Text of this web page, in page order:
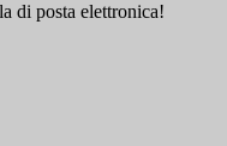
di posta elettronica!